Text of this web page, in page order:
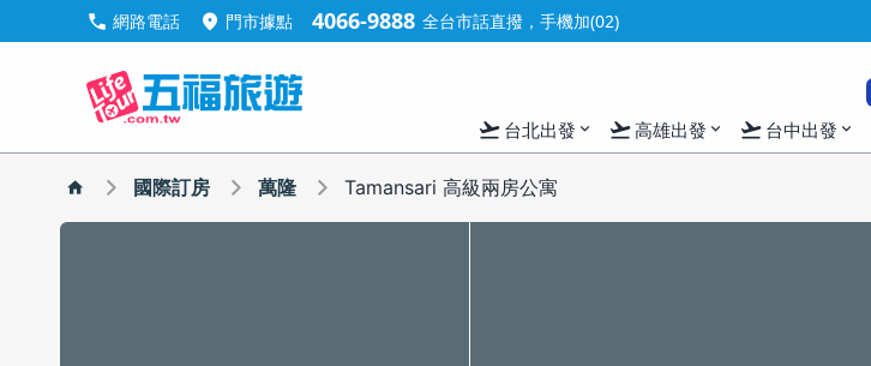
call 網路電話 location_on 門市據點 4066-9888 全台市話直撥，手機加(02)
flight_takeoff 台北出發 expand_more flight_takeoff高雄出發 expand_more flight_takeoff 台中出發 expand_more
國際訂房 萬隆 Tamansari 高級兩房公寓